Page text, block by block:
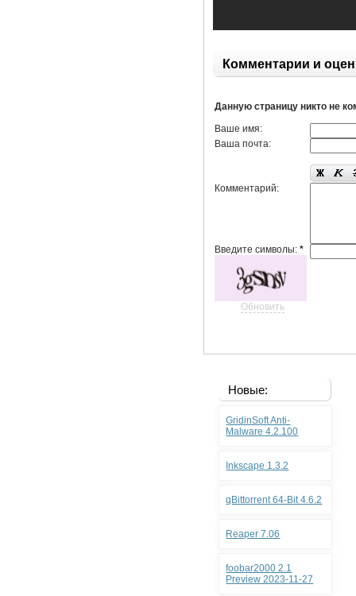
Комментарии и
Данную страницу никто не
Ваше имя:
Ваша почта:
Комментарий:
Введите символы:*
Обновить
Новые:
GridinSoft Anti-
Malware 4.2.100
Inkscape 1.3.2
qBittorrent 64-Bit 4.6.2
Reaper 7.06
foobar2000 2.1
Preview 2023-11-27